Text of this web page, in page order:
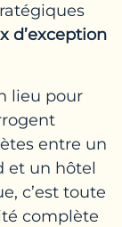
d’exception
lieu pour
entre un
et un hôtel
c’est toute
complète